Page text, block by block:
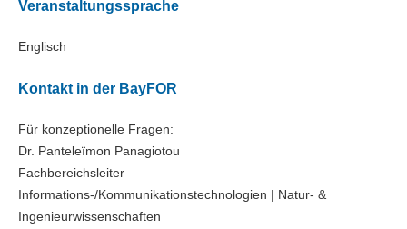
Veranstaltungssprache
Englisch
Kontakt in der BayFOR
Für konzeptionelle Fragen:
Dr. Panteleïmon Panagiotou
Fachbereichsleiter
Informations-/Kommunikationstechnologien | Natur- &
Ingenieurwissenschaften